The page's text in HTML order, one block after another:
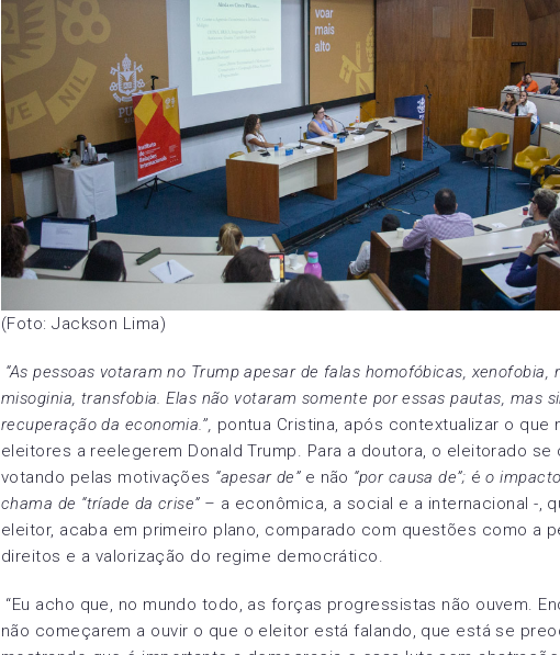
(Foto: Jackson Lima)
“As pessoas votaram no Trump apesar de falas homofóbicas, xenofobia,
misoginia, transfobia. Elas não votaram somente por essas pautas, mas
recuperação da economia.’’, pontua Cristina, após contextualizar o que
eleitores a reelegerem Donald Trump. Para a doutora, o eleitorado se
votando pelas motivações “apesar de”e não “por causa de”; éo
chama de “tríade da crise” – a econômica, a social e a internacional -,
eleitor, acaba em primeiro plano, comparado com questões como a
direitos e a valorização do regime democrático.
“Eu acho que, no mundo todo, as forças progressistas não ouvem.
não começarem a ouvir o que o eleitor está falando, que está se